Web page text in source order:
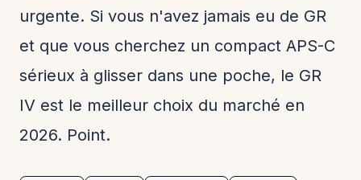
urgente. Si vous n'avez jamais eu de GR
et que vous cherchez un compact APS-C
sérieux à glisser dans une poche, le GR
IV est le meilleur choix du marché en
2026. Point.